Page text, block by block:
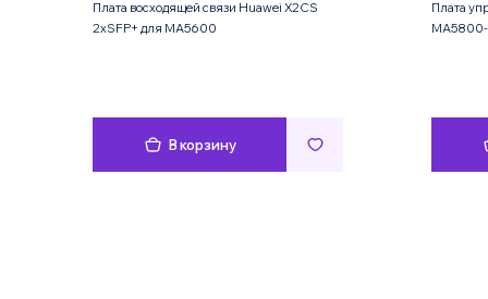
Плата восходящей связи Huawei X2CS
2xSFP+ для MA5600
В корзину
Плата
MA5800-